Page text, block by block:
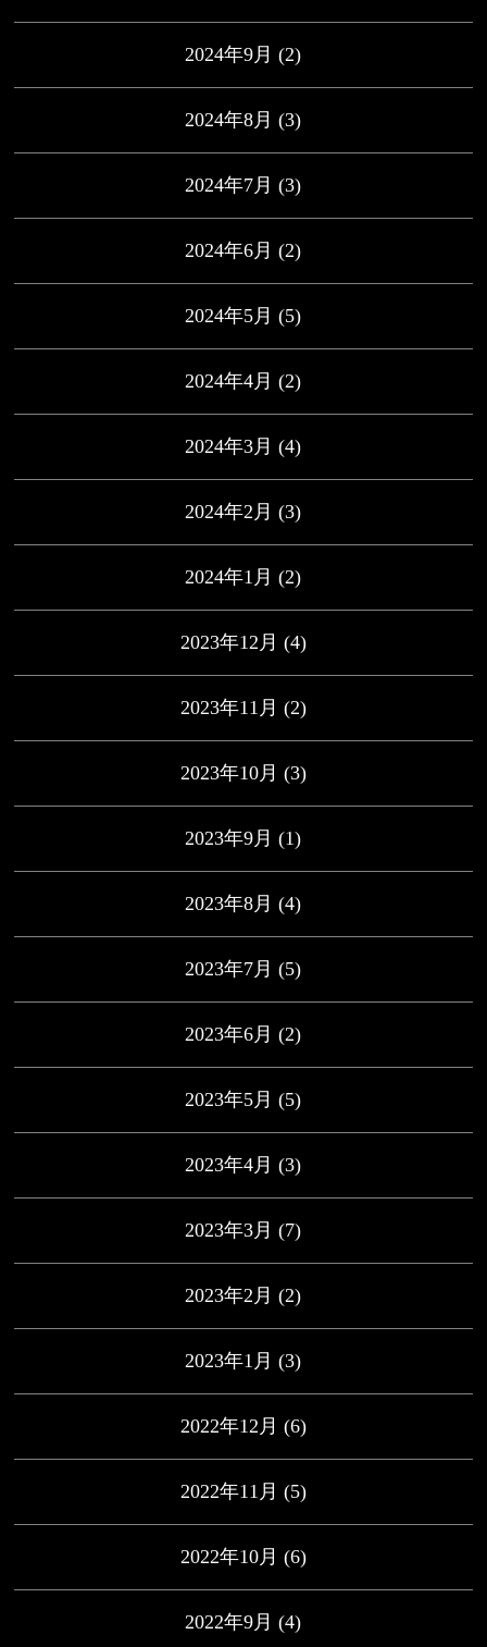
2024年9月 (2)
2024年8月 (3)
2024年7月 (3)
2024年6月 (2)
2024年5月 (5)
2024年4月 (2)
2024年3月 (4)
2024年2月 (3)
2024年1月 (2)
2023年12月 (4)
2023年11月 (2)
2023年10月 (3)
2023年9月 (1)
2023年8月 (4)
2023年7月 (5)
2023年6月 (2)
2023年5月 (5)
2023年4月 (3)
2023年3月 (7)
2023年2月 (2)
2023年1月 (3)
2022年12月 (6)
2022年11月 (5)
2022年10月 (6)
2022年9月 (4)